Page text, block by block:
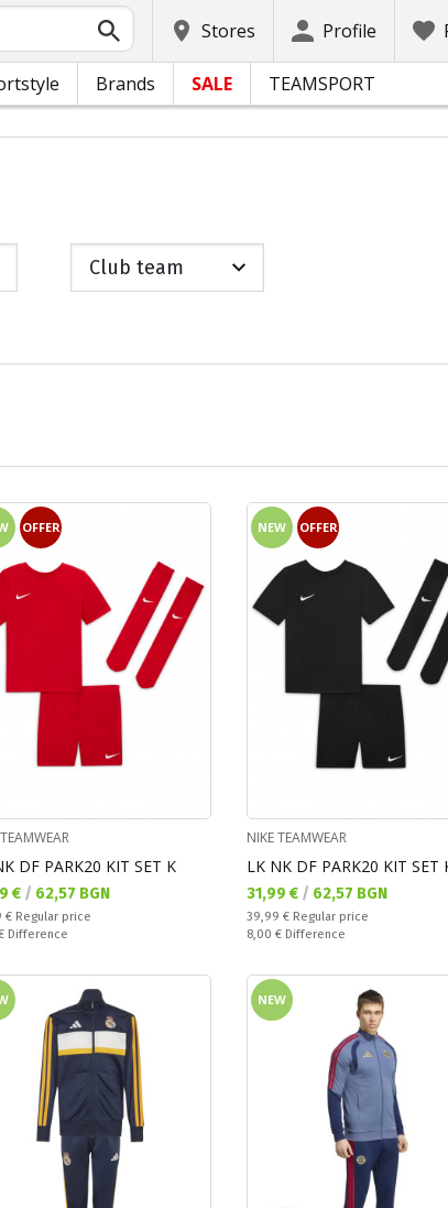
Stores Profile
Brands SALE TEAMSPORT
Club team
OFFER
DF PARK20 KIT SET K
цена:
€ / 62,57 BGN
price:
€ Regular price
Difference
NEW OFFER
NIKE TEAMWEAR
LK NK DF PARK20 KIT SET
Текуща цена:
31,99 € / 62,57 BGN
Regular price:
39,99 € Regular price
Спестявате:
8,00 € Difference
NEW